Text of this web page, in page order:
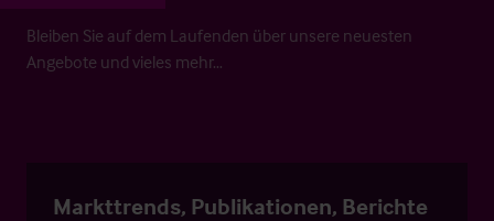
Bleiben Sie auf dem Laufenden über unsere neuesten
Angebote und vieles mehr…
Markttrends, Publikationen, Berichte